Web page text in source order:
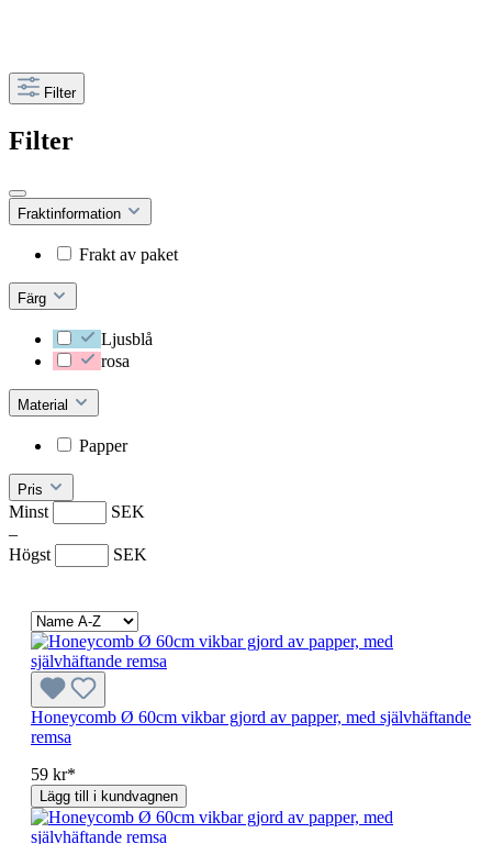
Filter
Filter
Fraktinformation
Frakt av paket
Färg
Ljusblå
rosa
Material
Papper
Pris
Minst
SEK
–
Högst
SEK
Honeycomb Ø 60cm vikbar gjord av papper, med självhäftande
remsa
59 kr*
Lägg till i kundvagnen